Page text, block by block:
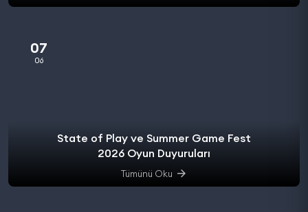
07
06
State of Play ve Summer Game Fest
2026 Oyun Duyuruları
Tümünü Oku